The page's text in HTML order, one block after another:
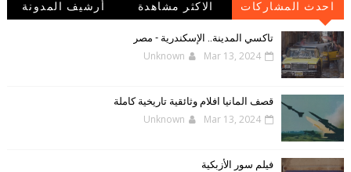
احدث المشاركات الاكثر مشاهدة
أرشيف المدونة
تاكسي المدينة.. الإسكندرية - مصر
Unknown Mar 13, 2024
قصف المانيا افلام وثائقية تاريخية كاملة
Unknown Mar 13, 2024
فيلم سور الأزبكية